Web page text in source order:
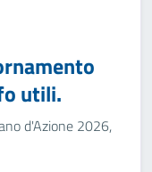
utili.
d'Azione 2026,